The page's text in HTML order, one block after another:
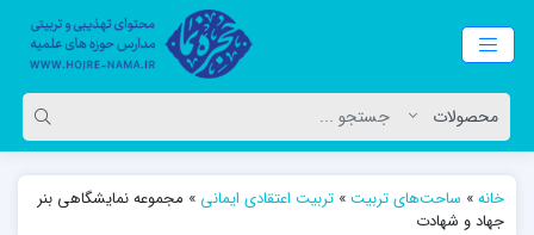
خانه» ساحت‌های تربیت» تربیت اعتقادی ایمانی » مجموعه نمایشگاهی بنر
جهاد و شهادت